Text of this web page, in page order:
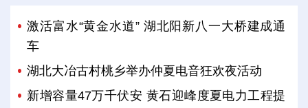
激活富水“黄金水道” 湖北阳新八一大桥建成通
车
湖北大冶古村桃乡举办仲夏电音狂欢夜活动
新增容量47万千伏安 黄石迎峰度夏电力工程提